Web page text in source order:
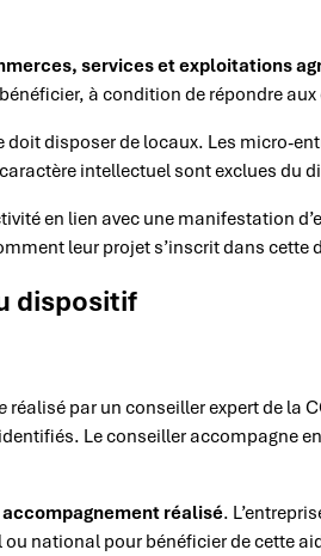
services et exploitations
à condition de répondre
doit disposer de locaux. Les micro-
intellectuel sont exclues du
en lien avec une manifestation
leur projet s’inscrit dans cette
dispositif
réalisé par un conseiller expert de la
Le conseiller accompagne
accompagnement réalisé.
national pour bénéficier de cette